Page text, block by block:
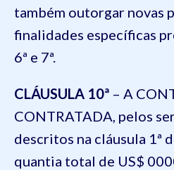
também outorgar novas
finalidades específicas
6ª e 7ª.
CLÁUSULA 10ª – A
CONTRATADA, pelos
descritos na cláusula 1ª
quantia total de US$